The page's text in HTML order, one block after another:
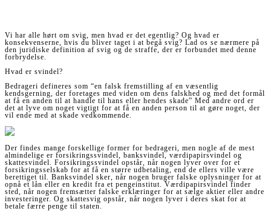
Vi har alle hørt om svig, men hvad er det egentlig? Og hvad er
konsekvenserne, hvis du bliver taget i at begå svig? Lad os se nærmere på
den juridiske definition af svig og de straffe, der er forbundet med denne
forbrydelse.
Hvad er svindel?
Bedrageri defineres som “en falsk fremstilling af en væsentlig
kendsgerning, der foretages med viden om dens falskhed og med det formål
at få en anden til at handle til hans eller hendes skade” Med andre ord er
det at lyve om noget vigtigt for at få en anden person til at gøre noget, der
vil ende med at skade vedkommende.
Der findes mange forskellige former for bedrageri, men nogle af de mest
almindelige er forsikringssvindel, banksvindel, værdipapirsvindel og
skattesvindel. Forsikringssvindel opstår, når nogen lyver over for et
forsikringsselskab for at få en større udbetaling, end de ellers ville være
berettiget til. Banksvindel sker, når nogen bruger falske oplysninger for at
opnå et lån eller en kredit fra et pengeinstitut. Værdipapirsvindel finder
sted, når nogen fremsætter falske erklæringer for at sælge aktier eller andre
investeringer. Og skattesvig opstår, når nogen lyver i deres skat for at
betale færre penge til staten.